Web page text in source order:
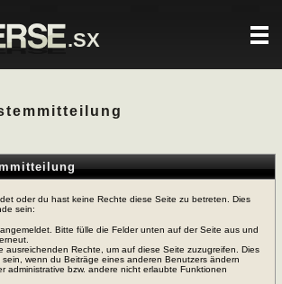
.SX
oder du hast keine Rechte diese Seite zu betreten. Dies
sein:
Bitte fülle die Felder unten auf der Seite aus und
ausreichenden Rechte, um auf diese Seite zuzugreifen. Dies
sein, wenn du Beiträge eines anderen Benutzers ändern
administrative bzw. andere nicht erlaubte Funktionen